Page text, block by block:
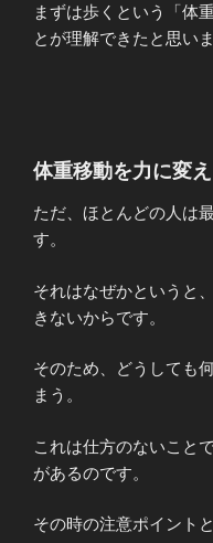
まずは歩くという「体
とが理解できたと思いま
体重移動を力に変
ただ、ほとんどの人は
す。
それはなぜかというと
きないからです。
そのため、どうしても
まう。
これは仕方のないこと
があるのです。
その時の注意ポイントと